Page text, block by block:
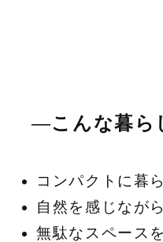
―こんな暮
コンパクトに暮
自然を感じなが
無駄なスペース